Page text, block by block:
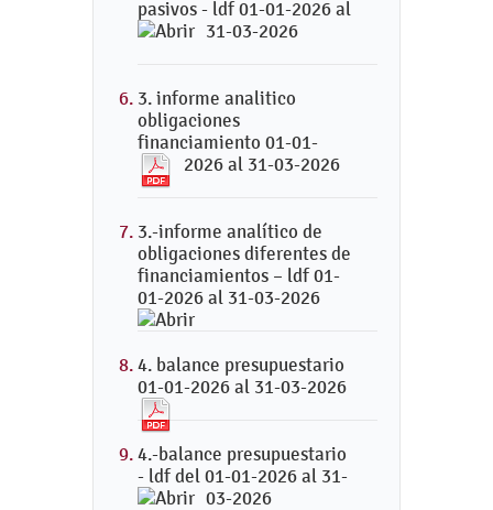
pasivos - ldf 01-01-2026 al
31-03-2026
3. informe analitico
obligaciones
financiamiento 01-01-
2026 al 31-03-2026
3.-informe analítico de
obligaciones diferentes de
financiamientos – ldf 01-
01-2026 al 31-03-2026
4. balance presupuestario
01-01-2026 al 31-03-2026
4.-balance presupuestario
- ldf del 01-01-2026 al 31-
03-2026